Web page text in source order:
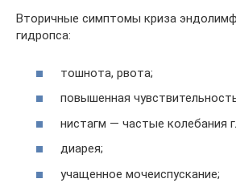
Вторичные симптомы криза
гидропса:
тошнота, рвота;
повышенная
нистагм — частые колебания
диарея;
учащенное мочеиспускание;